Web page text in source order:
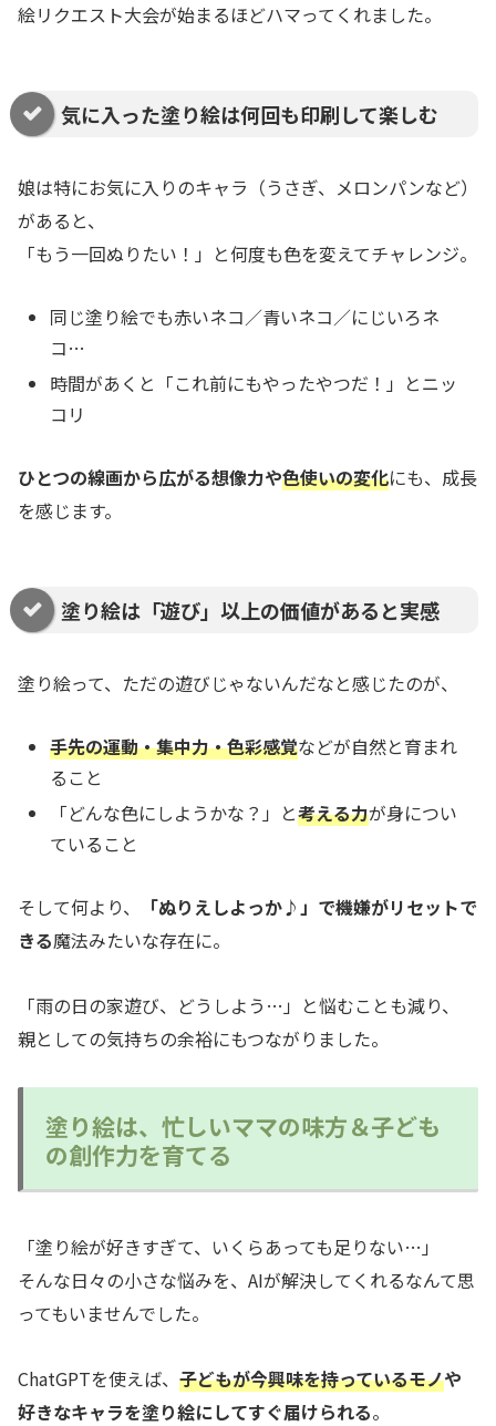
絵リクエスト大会が始まるほどハマってくれました。
気に入った塗り絵は何回も印刷して楽しむ
娘は特にお気に入りのキャラ（うさぎ、メロンパンなど）
があると、
「もう一回ぬりたい！」と何度も色を変えてチャレンジ。
同じ塗り絵でも赤いネコ／青いネコ／にじいろネ
コ…
時間があくと「これ前にもやったやつだ！」とニッ
コリ
ひとつの線画から広がる想像力や色使いの変化にも、成長
を感じます。
塗り絵は「遊び」以上の価値があると実感
塗り絵って、ただの遊びじゃないんだなと感じたのが、
手先の運動・集中力・色彩感覚などが自然と育まれ
ること
「どんな色にしようかな？」と考える力が身につい
ていること
そして何より、
「ぬりえしよっか♪」で機嫌がリセットで
きる魔法みたいな存在に。
「雨の日の家遊び、どうしよう…」と悩むことも減り、
親としての気持ちの余裕にもつながりました。
塗り絵は、忙しいママの味方＆子ども
の創作力を育てる
「塗り絵が好きすぎて、いくらあっても足りない…」
そんな日々の小さな悩みを、AIが解決してくれるなんて思
ってもいませんでした。
ChatGPTを使えば、 子どもが今興味を持っているモノや
好きなキャラを塗り絵にしてすぐ届けられる。